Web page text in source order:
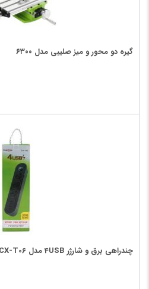
گیره دو محور و میز صلیبی مدل ۶۳۰۰
چندراهی برق و شارژر 4USB مدل CX-T06